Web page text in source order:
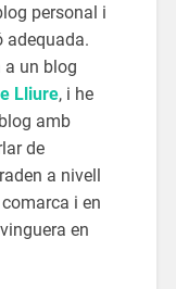
personal i
adequada.
a un blog
Lliure, i he
amb
de
a nivell
i en
en